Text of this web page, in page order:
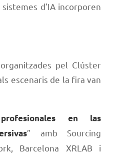
d’IA incorporen
pel Clúster
escenaris de la fira van
en las
” amb Sourcing
Barcelona XRLAB i